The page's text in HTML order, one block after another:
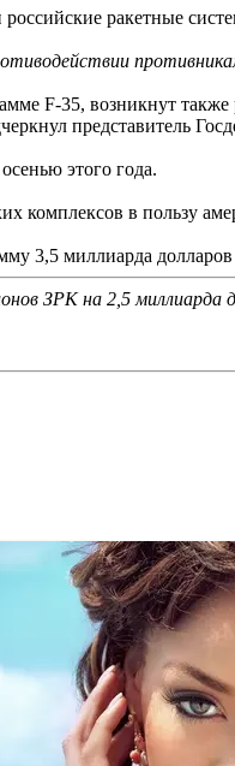
ракетные
F-35, возникнут
представитель
этого года.
комплексов в пользу
3,5 миллиарда долларов
ЗРК на 2,5 миллиарда